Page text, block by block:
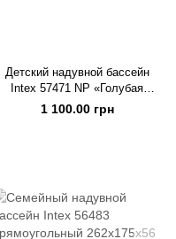
Детский надувной бассейн
Intex 57471 NP «Голубая
лагуна» 159 x 159 x 50 см, 344
1 100.00 грн